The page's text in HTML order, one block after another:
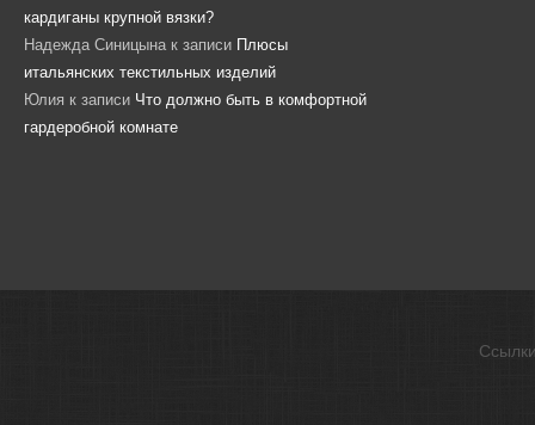
кардиганы крупной вязки?
Надежда Синицына к записи Плюсы
итальянских текстильных изделий
Юлия к записи Что должно быть в комфортной
гардеробной комнате